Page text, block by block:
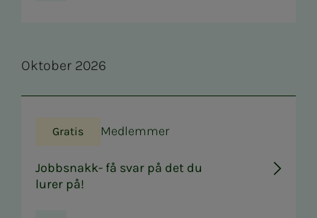
Ok­to­­­ber 2026
Gratis Medlemmer
Jobbsnakk- få svar på det du
lurer på!